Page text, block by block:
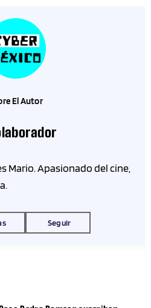
El Autor
Mario. Apasionado del cine,
Seguir